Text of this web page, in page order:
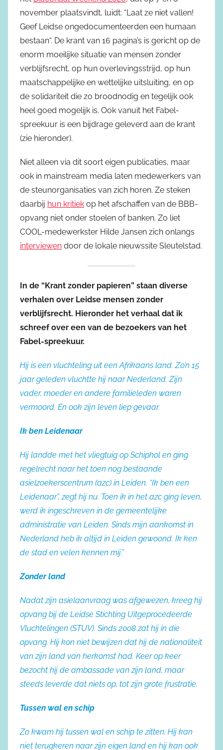
november plaatsvindt, luidt: “Laat ze niet vallen!
Geef Leidse ongedocumenteerden een humaan
bestaan“. De krant van 16 pagina’s is gericht op de
enorm moeilijke situatie van mensen zonder
verblijfsrecht, op hun overlevingsstrijd, op hun
maatschappelijke en wettelijke uitsluiting, en op
de solidariteit die zo broodnodig en tegelijk ook
heel goed mogelijk is. Ook vanuit het Fabel-
spreekuur is een bijdrage geleverd aan de krant
(zie hieronder).
Niet alleen via dit soort eigen publicaties, maar
ook in mainstream media laten medewerkers van
de steunorganisaties van zich horen. Ze steken
daarbij hun kritiek op het afschaffen van de BBB-
opvang niet onder stoelen of banken. Zo liet
COOL-medewerkster Hilde Jansen zich onlangs
interviewen door de lokale nieuwssite Sleutelstad.
In de “Krant zonder papieren” staan diverse
verhalen over Leidse mensen zonder
verblijfsrecht. Hieronder het verhaal dat ik
schreef over een van de bezoekers van het
Fabel-spreekuur.
Hij is een vluchteling uit een Afrikaans land. Zo’n 15
jaar geleden vluchtte hij naar Nederland. Zijn
vader, moeder en andere familieleden waren
vermoord. En ook zijn leven liep gevaar.
Ik ben Leidenaar
Hij landde met het vliegtuig op Schiphol en ging
regelrecht naar het toen nog bestaande
asielzoekerscentrum (azc) in Leiden. “Ik ben een
Leidenaar”, zegt hij nu. Toen ik in het azc ging leven,
werd ik ingeschreven in de gemeentelijke
administratie van Leiden. Sinds mijn aankomst in
Nederland heb ik altijd in Leiden gewoond. Ik ken
de stad en velen kennen mij.”
Zonder land
Nadat zijn asielaanvraag was afgewezen, kreeg hij
opvang bij de Leidse Stichting Uitgeprocedeerde
Vluchtelingen (STUV). Sinds 2008 zat hij in die
opvang. Hij kon niet bewijzen dat hij de nationaliteit
van zijn land van herkomst had. Keer op keer
bezocht hij de ambassade van zijn land, maar
steeds leverde dat niets op, tot zijn grote frustratie.
Tussen wal en schip
Zo kwam hij tussen wal en schip te zitten. Hij kan
niet terugkeren naar zijn eigen land en hij kan ook